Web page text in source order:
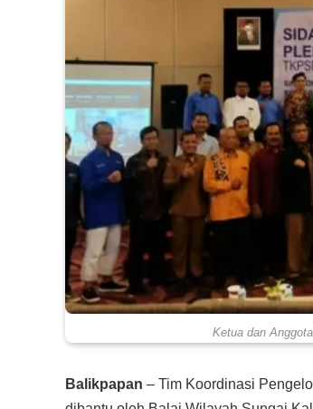
Ketua dan
Balikpapan – Tim Koordinasi